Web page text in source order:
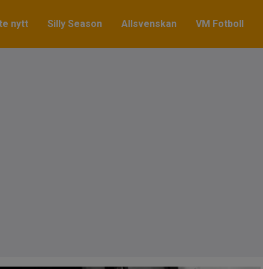
nytt Silly Season Allsvenskan VM Fotboll